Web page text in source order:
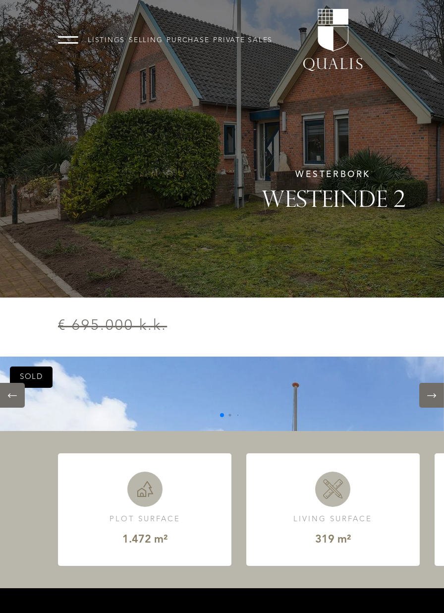
LISTINGS SELLING PURCHASE PRIVATE SALES
WESTERBORK
WESTEINDE 2
€ 695.000 k.k.
SOLD
PLOT SURFACE
1.472 m²
LIVING SURFACE
319 m²